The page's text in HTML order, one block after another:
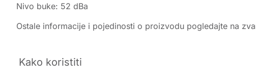
Nivo buke: 52 dBa
Ostale informacije i pojedinosti o proizvodu pogledajte na
Kako koristiti